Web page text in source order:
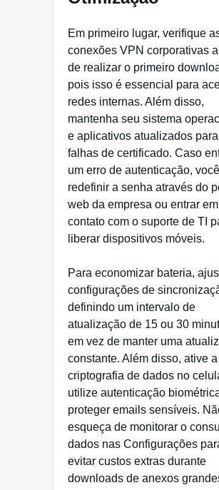
Em primeiro lugar, verifique
conexões VPN corporativas
de realizar o primeiro
pois isso é essencial para
redes internas. Além disso,
mantenha seu sistema
e aplicativos atualizados
falhas de certificado. Caso
um erro de autenticação,
redefinir a senha através do
web da empresa ou entrar em
contato com o suporte de TI
liberar dispositivos móveis.
Para economizar bateria,
configurações de
definindo um intervalo de
atualização de 15 ou 30
em vez de manter uma
constante. Além disso, ative a
criptografia de dados no
utilize autenticação
proteger emails sensíveis.
esqueça de monitorar o
dados nas Configurações
evitar custos extras durante
downloads de anexos